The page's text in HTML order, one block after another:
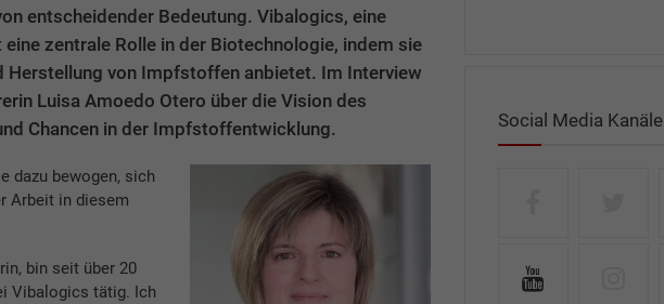
entscheidender Bedeutung. Vibalogics, eine
zentrale Rolle in der Biotechnologie, indem sie
Herstellung von Impfstoffen anbietet. Im Interview
Luisa Amoedo Otero über die Vision des
Chancen in der Impfstoffentwicklung.
dazu bewogen, sich
Arbeit in diesem
bin seit über 20
Vibalogics tätig. Ich
Social Media Kanäle